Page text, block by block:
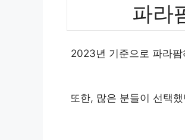
파라
2023년 기준으로 파라
또한, 많은 분들이 선택